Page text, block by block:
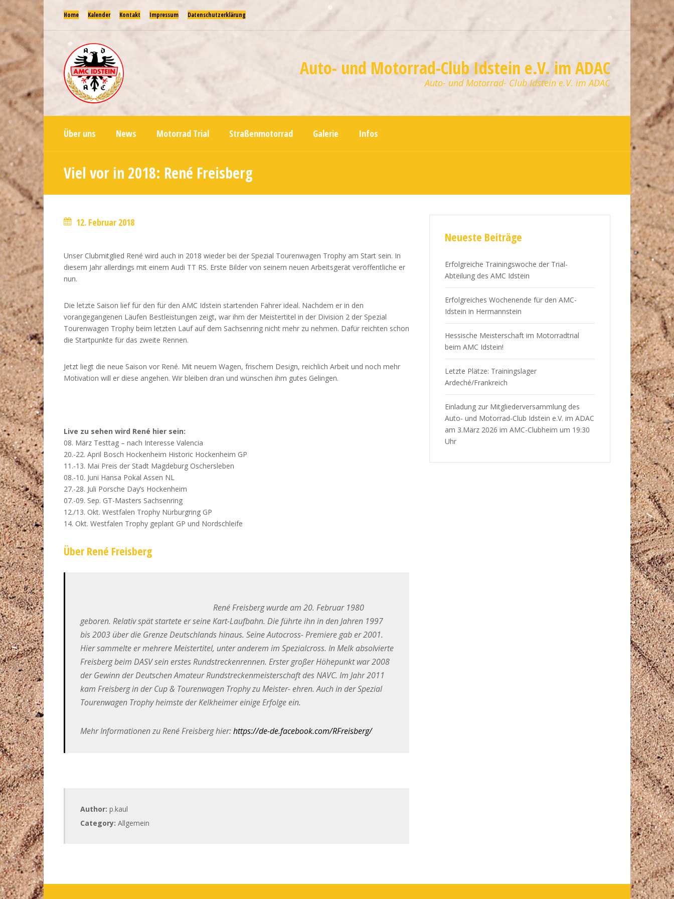
Home Kalender Kontakt Impressum Datenschutzerklärung
Auto- und Motorrad-Club Idstein e.V. im ADAC
Auto- und Motorrad- Club Idstein e.V. im ADAC
Über uns News Motorrad Trial Straßenmotorrad Galerie Infos
Viel vor in 2018: René Freisberg
12. Februar 2018
Unser Clubmitglied René wird auch in 2018 wieder bei der Spezial Tourenwagen Trophy am Start sein. In
diesem Jahr allerdings mit einem Audi TT RS. Erste Bilder von seinem neuen Arbeitsgerät veröffentliche er
nun.
Die letzte Saison lief für den für den AMC Idstein startenden Fahrer ideal. Nachdem er in den
vorangegangenen Läufen Bestleistungen zeigt, war ihm der Meistertitel in der Division 2 der Spezial
Tourenwagen Trophy beim letzten Lauf auf dem Sachsenring nicht mehr zu nehmen. Dafür reichten schon
die Startpunkte für das zweite Rennen.
Jetzt liegt die neue Saison vor René. Mit neuem Wagen, frischem Design, reichlich Arbeit und noch mehr
Motivation will er diese angehen. Wir bleiben dran und wünschen ihm gutes Gelingen.
Live zu sehen wird René hier sein:
08. März Testtag – nach Interesse Valencia
20.-22. April Bosch Hockenheim Historic Hockenheim GP
11.-13. Mai Preis der Stadt Magdeburg Oschersleben
08.-10. Juni Hansa Pokal Assen NL
27.-28. Juli Porsche Day’s Hockenheim
07.-09. Sep. GT-Masters Sachsenring
12./13. Okt. Westfalen Trophy Nürburgring GP
14. Okt. Westfalen Trophy geplant GP und Nordschleife
Über René Freisberg
René Freisberg wurde am 20. Februar 1980
geboren. Relativ spät startete er seine Kart-Laufbahn. Die führte ihn in den Jahren 1997
bis 2003 über die Grenze Deutschlands hinaus. Seine Autocross- Premiere gab er 2001.
Hier sammelte er mehrere Meistertitel, unter anderem im Spezialcross. In Melk absolvierte
Freisberg beim DASV sein erstes Rundstreckenrennen. Erster großer Höhepunkt war 2008
der Gewinn der Deutschen Amateur Rundstreckenmeisterschaft des NAVC. Im Jahr 2011
kam Freisberg in der Cup & Tourenwagen Trophy zu Meister- ehren. Auch in der Spezial
Tourenwagen Trophy heimste der Kelkheimer einige Erfolge ein.
Mehr Informationen zu René Freisberg hier:https://de-de.facebook.com/RFreisberg/
Author: p.kaul
Category: Allgemein
Neueste Beiträge
Erfolgreiche Trainingswoche der Trial-
Abteilung des AMC Idstein
Erfolgreiches Wochenende für den AMC-
Idstein in Hermannstein
Hessische Meisterschaft im Motorradtrial
beim AMC Idstein!
Letzte Plätze: Trainingslager
Ardeché/Frankreich
Einladung zur Mitgliederversammlung des
Auto- und Motorrad-Club Idstein e.V. im ADAC
am 3.März 2026 im AMC-Clubheim um 19:30
Uhr